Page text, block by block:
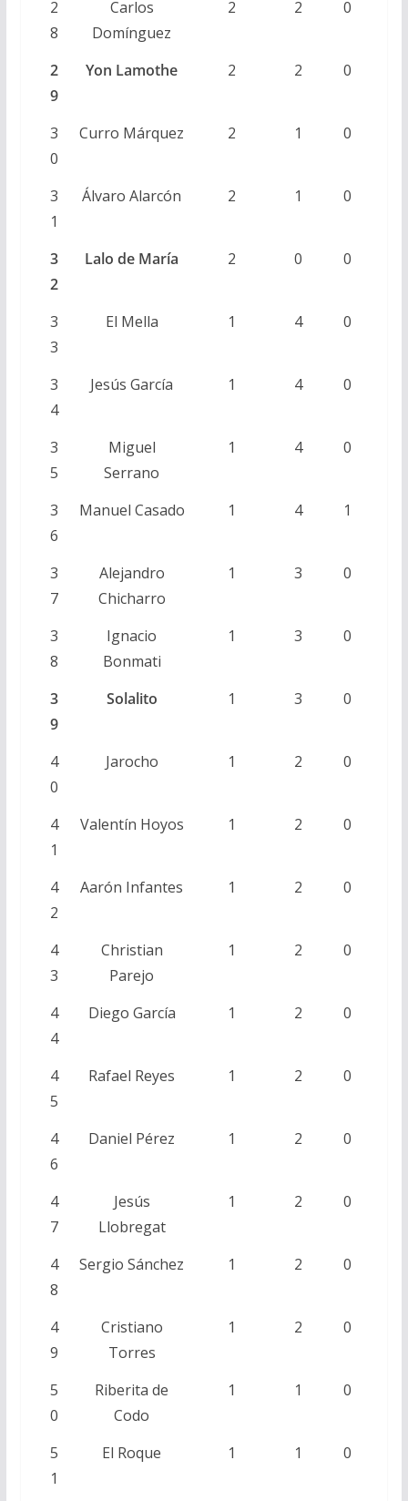
2
8
Carlos
Domínguez
2 2 0
2
9
Yon Lamothe 2 2 0
3
0
Curro Márquez 2 1 0
3
1
Álvaro Alarcón 2 1 0
3
2
Lalo de María 2 0 0
3
3
El Mella 1 4 0
3
4
Jesús García 1 4 0
3
5
Miguel
Serrano
1 4 0
3
6
Manuel Casado 1 4 1
3
7
Alejandro
Chicharro
1 3 0
3
8
Ignacio
Bonmati
1 3 0
3
9
Solalito 1 3 0
4
0
Jarocho 1 2 0
4
1
Valentín Hoyos 1 2 0
4
2
Aarón Infantes 1 2 0
4
3
Christian
Parejo
1 2 0
4
4
Diego García 1 2 0
4
5
Rafael Reyes 1 2 0
4
6
Daniel Pérez 1 2 0
4
7
Jesús
Llobregat
1 2 0
4
8
Sergio Sánchez 1 2 0
4
9
Cristiano
Torres
1 2 0
5
0
Riberita de
Codo
1 1 0
5
1
El Roque 1 1 0